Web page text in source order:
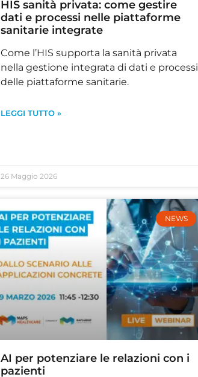
HIS sanità privata: come gestire
dati e processi nelle piattaforme
sanitarie integrate
Come l’HIS supporta la sanità privata
nella gestione integrata di dati e processi
delle piattaforme sanitarie.
LEGGI TUTTO »
26 Maggio 2026
NEWS
AI per potenziare le relazioni con i
pazienti